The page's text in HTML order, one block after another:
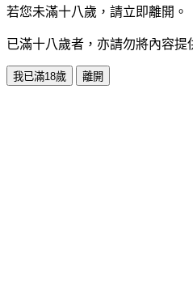
若您未滿十八歲，請立即離開。
已滿十八歲者，亦請勿將內容提
我已滿18歲 離開